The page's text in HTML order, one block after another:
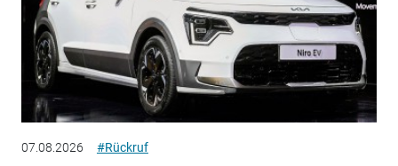
07.08.2026 #Rückruf